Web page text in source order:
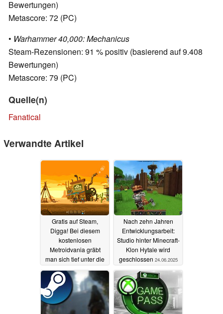
Bewertungen)
Metascore: 72 (PC)
• Warhammer 40,000: Mechanicus
Steam-Rezensionen: 91 % positiv (basierend auf 9.408
Bewertungen)
Metascore: 79 (PC)
Quelle(n)
Fanatical
Verwandte Artikel
Gratis auf Steam,
Digga! Bei diesem
kostenlosen
Metroidvania gräbt
man sich tief unter die
Erde24.06.2025
Nach zehn Jahren
Entwicklungsarbeit:
Studio hinter Minecraft-
Klon Hytale wird
geschlossen 24.06.2025